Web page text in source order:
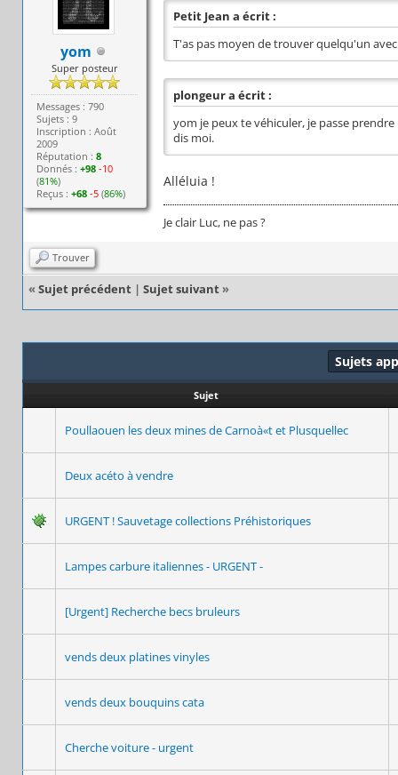
yom
Super posteur
Messages : 790
Sujets : 9
Inscription : Août
2009
Réputation :8
Donnés :+98 -10
(81%)
Reçus :+68 -5 (86%)
Petit Jean a écrit :
T'as pas moyen de trouver quelqu'un avec
plongeur a écrit :
yom je peux te véhiculer, je passe
dis moi.
Alléluia !
Je clair Luc, ne pas ?
Trouver
« Sujet précédent | Sujet suivant »
Sujets
Sujet
Poullaouen les deux mines de Carnoà«t et Plusquellec
Deux acéto à vendre
URGENT ! Sauvetage collections Préhistoriques
Lampes carbure italiennes - URGENT -
[Urgent] Recherche becs bruleurs
vends deux platines vinyles
vends deux bouquins cata
Cherche voiture - urgent